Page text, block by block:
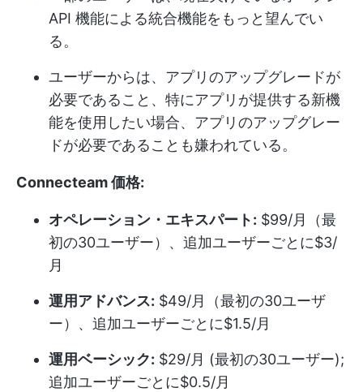
API 機能による統合機能をもっと望んでい
る。
ユーザーからは、アプリのアップグレードが
必要であること、特にアプリが提供する新機
能を使用したい場合、アプリのアップグレー
ドが必要であることも嫌われている。
Connecteam 価格:
オペレーション・エキスパート: $99/月（最
初の30ユーザー）、追加ユーザーごとに$3/
月
運用アドバンス: $49/月（最初の30ユーザ
ー）、追加ユーザーごとに$1.5/月
運用ベーシック: $29/月 (最初の30ユーザー);
追加ユーザーごとに$0.5/月